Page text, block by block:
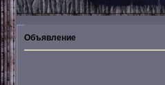
Объявление